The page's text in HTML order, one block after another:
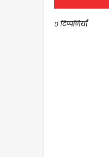
0 टिप्पणियाँ